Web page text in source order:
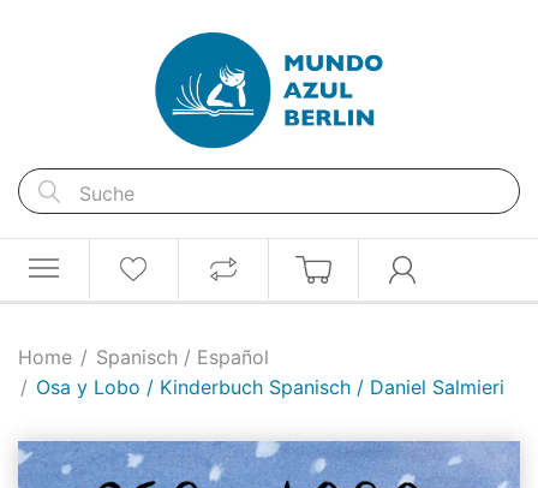
Home
Spanisch / Español
Osa y Lobo / Kinderbuch Spanisch / Daniel Salmieri